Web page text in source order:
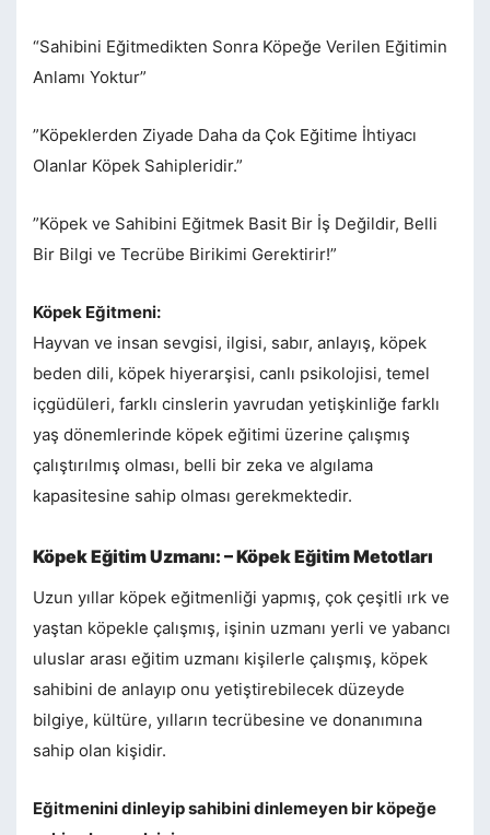
“Sahibini Eğitmedikten Sonra Köpeğe Verilen Eğitimin
Anlamı Yoktur”
”Köpeklerden Ziyade Daha da Çok Eğitime İhtiyacı
Olanlar Köpek Sahipleridir.”
”Köpek ve Sahibini Eğitmek Basit Bir İş Değildir, Belli
Bir Bilgi ve Tecrübe Birikimi Gerektirir!”
Köpek Eğitmeni:
Hayvan ve insan sevgisi, ilgisi, sabır, anlayış, köpek
beden dili, köpek hiyerarşisi, canlı psikolojisi, temel
içgüdüleri, farklı cinslerin yavrudan yetişkinliğe farklı
yaş dönemlerinde köpek eğitimi üzerine çalışmış
çalıştırılmış olması, belli bir zeka ve algılama
kapasitesine sahip olması gerekmektedir.
Köpek Eğitim Uzmanı: – Köpek Eğitim Metotları
Uzun yıllar köpek eğitmenliği yapmış, çok çeşitli ırk ve
yaştan köpekle çalışmış, işinin uzmanı yerli ve yabancı
uluslar arası eğitim uzmanı kişilerle çalışmış, köpek
sahibini de anlayıp onu yetiştirebilecek düzeyde
bilgiye, kültüre, yılların tecrübesine ve donanımına
sahip olan kişidir.
Eğitmenini dinleyip sahibini dinlemeyen bir köpeğe